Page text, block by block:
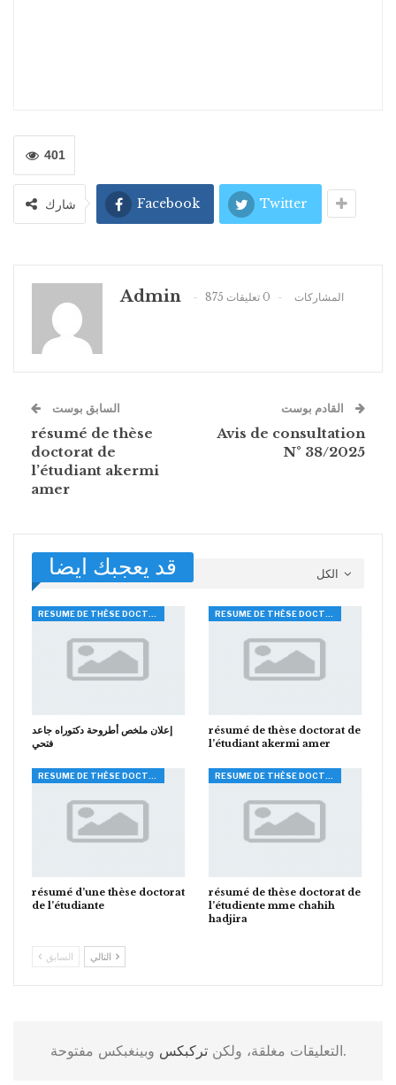
401
شارك Facebook Twitter
Admin 875 المشاركات 0 تعليقات
السابق بوست
résumé de thèse
doctorat de
l’étudiant akermi
amer
Avis de consultation
N° 38/2025
قد يعجبك ايضا
إعلان ملخص أطروحة دكتوراه جاعد
فتحي
résumé de thèse doctorat de
l’étudiant akermi amer
résumé d’une thèse doctorat
de l’étudiante
résumé de thèse doctorat de
l’étudiente mme chahih
hadjira
السابق
التعليقات مغلقة، ولكنتركبكس وبينغبكس مفتوحة.